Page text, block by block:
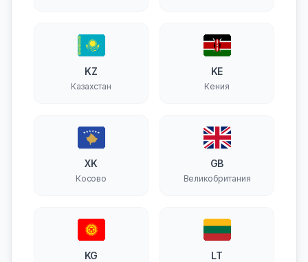
KZ
Казахстан
KE
Кения
XK
Косово
GB
Великобритания
KG LT